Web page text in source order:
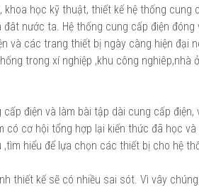
khoa học kỹ thuật, thiết kế hệ thống
đât nước ta. Hệ thống cung cấp điện
và các trang thiết bị ngày càng hiện đại
trong xí nghiệp ,khu công nghiêp,nhà
cấp điện và làm bài tập dài cung cấp
có cơ hội tổng hợp lại kiến thức đã học
hiểu để lựa chọn các thiết bị cho hệ
thiết kế sẽ có nhiều sai sót. Vì vây